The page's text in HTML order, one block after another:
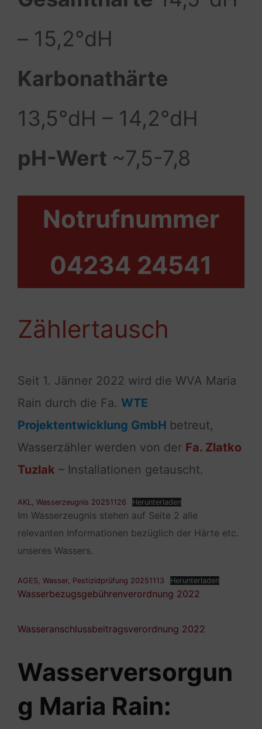
– 15,2°dH
Karbonathärte
13,5°dH – 14,2°dH
pH-Wert ~7,5-7,8
Notrufnummer
04234 24541
Zählertausch
Seit 1. Jänner 2022 wird die WVA Maria
Rain durch die Fa. WTE
Projektentwicklung GmbH betreut,
Wasserzähler werden von der Fa. Zlatko
Tuzlak – Installationen getauscht.
AKL, Wasserzeugnis 20251126 Herunterladen
Im Wasserzeugnis stehen auf Seite 2 alle
relevanten Informationen bezüglich der Härte etc.
unseres Wassers.
AGES, Wasser, Pestizidprüfung 20251113 Herunterladen
Wasserbezugsgebührenverordnung 2022
Wasseranschlussbeitragsverordnung 2022
Wasserversorgun
g Maria Rain: